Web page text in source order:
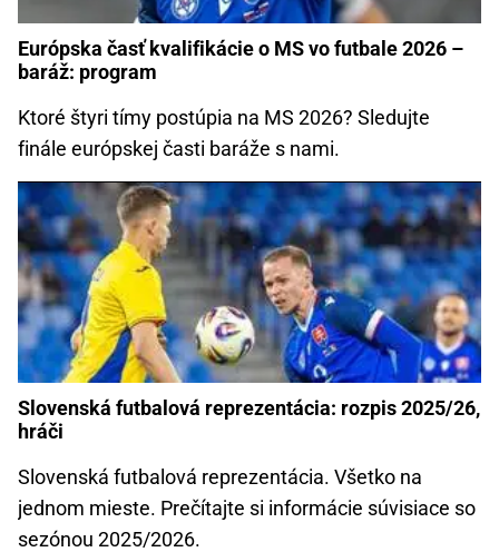
Európska časť kvalifikácie o MS vo futbale 2026 –
baráž: program
Ktoré štyri tímy postúpia na MS 2026? Sledujte
finále európskej časti baráže s nami.
Slovenská futbalová reprezentácia: rozpis 2025/26,
hráči
Slovenská futbalová reprezentácia. Všetko na
jednom mieste. Prečítajte si informácie súvisiace so
sezónou 2025/2026.